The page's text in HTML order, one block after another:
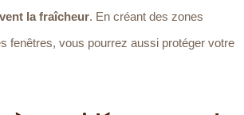
la fraîcheur. En créant des zones
fenêtres, vous pourrez aussi protéger votre